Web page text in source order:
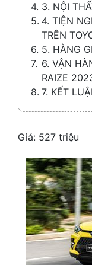
3. NỘI
4. TIỆN
TRÊN
5. HÀNG
6. VẬN
RAIZE
7. KẾT
Giá: 527 triệu